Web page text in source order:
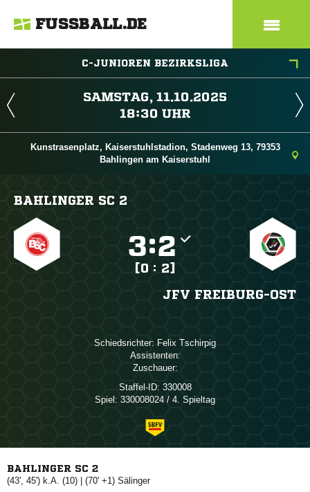
FUSSBALL.DE
C-JUNIOREN BEZIRKSLIGA
 
 
Kunstrasenplatz, Kaiserstuhlstadion, Stadenweg 13, 79353
Bahlingen am Kaiserstuhl
BAHLINGER SC 2
:
[0 : 2]
JFV FREIBURG-OST
Schiedsrichter:  
Assistenten:
Zuschauer:
Staffel-ID: 330008
Spiel: 330008024 / 4. Spieltag
BAHLINGER SC 2
(43', 45') k.A. (10) | (70' +1) 